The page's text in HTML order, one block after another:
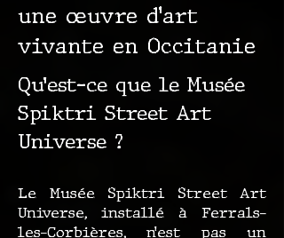
une œuvre d’art
vivante en Occitanie
Qu’est-ce que le Musée
Spiktri Street Art
Universe ?
Le Musée Spiktri Street Art
Universe, installé à Ferrals-
les-Corbières, n’est pas un